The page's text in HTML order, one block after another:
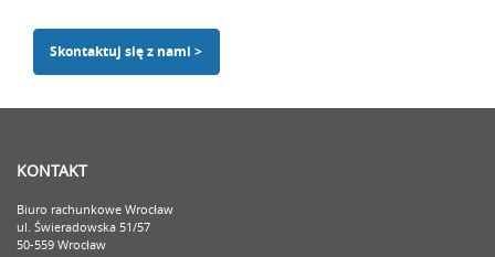
Skontaktuj się z nami >
KONTAKT
Biuro rachunkowe Wrocław
ul. Świeradowska 51/57
50-559 Wrocław